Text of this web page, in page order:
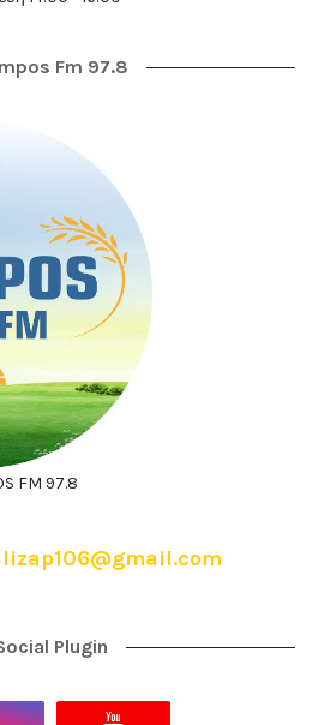
Fm 97.8
FM 97.8
Plugin